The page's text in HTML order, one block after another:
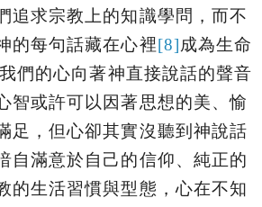
追求宗教上的知識學問，而不
的每句話藏在心裡[8]成為生命
我們的心向著神直接說話的聲音
智或許可以因著思想的美、愉
足，但心卻其實沒聽到神說話
自滿意於自己的信仰、純正的
的生活習慣與型態，心在不知